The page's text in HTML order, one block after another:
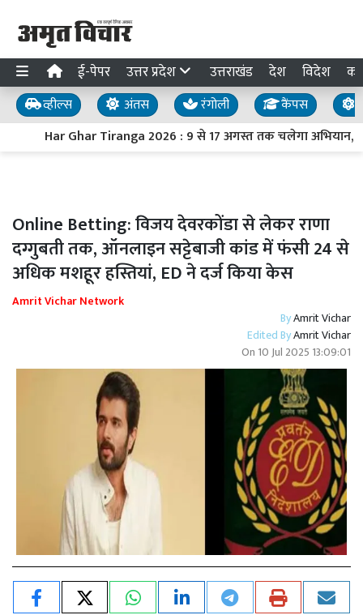
ई-पेपर उत्तर प्रदेश उत्तराखंड देश विदेश
व्हील्स अंतस रंगोली कैंपस
Har Ghar Tiranga 2026 : 9 से 17 अगस्त तक चलेगा अभियान,
Online Betting: विजय देवरकोंडा से लेकर राणा
दग्गुबती तक, ऑनलाइन सट्टेबाजी कांड में फंसी 24 से
अधिक मशहूर हस्तियां, ED ने दर्ज किया केस
Amrit Vichar Network
ByAmrit Vichar
Edited ByAmrit Vichar
On 10 Jul 2025 13:09:01